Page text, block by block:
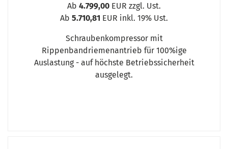
Ab 4.799,00 EUR zzgl. Ust.
Ab 5.710,81 EUR inkl. 19% Ust.
Schraubenkompressor mit
Rippenbandriemenantrieb für 100%ige
Auslastung - auf höchste Betriebssicherheit
ausgelegt.